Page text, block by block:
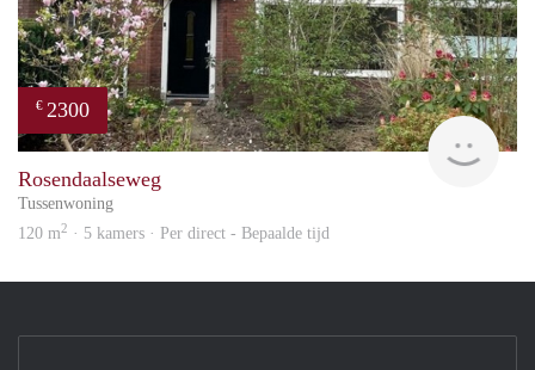
€ 2300
Blinq
Rosendaalseweg
Tussenwoning
120 m2 · 5 kamers · Per direct - Bepaalde tijd